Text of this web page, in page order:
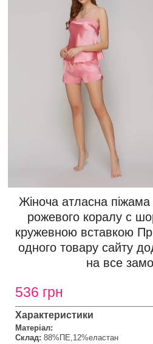
Жіноча атласна
рожевого коралу с
кружевною вставкою
одного товару сайту
на все
536 грн
Характеристики
Матеріал:
Склад: 88%ПЕ,12%еластан